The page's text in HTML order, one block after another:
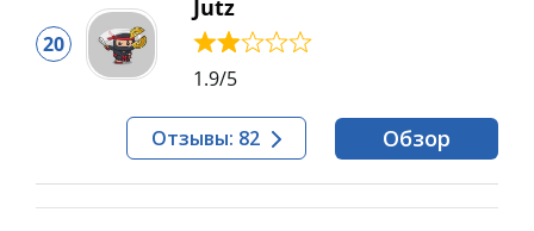
20
Jutz
1.9/5
Отзывы: 82 Обзор